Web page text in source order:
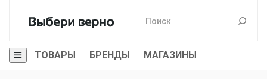
ТОВАРЫ БРЕНДЫ МАГАЗИНЫ